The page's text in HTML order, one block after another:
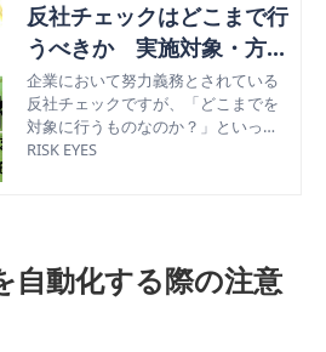
反社チェックはどこまで行
うべきか 実施対象・方法
を解説
企業において努力義務とされている
反社チェックですが、「どこまでを
対象に行うものなのか？」といった
疑問を感じている方も多いのではな
RISK EYES
自動化する際の注意